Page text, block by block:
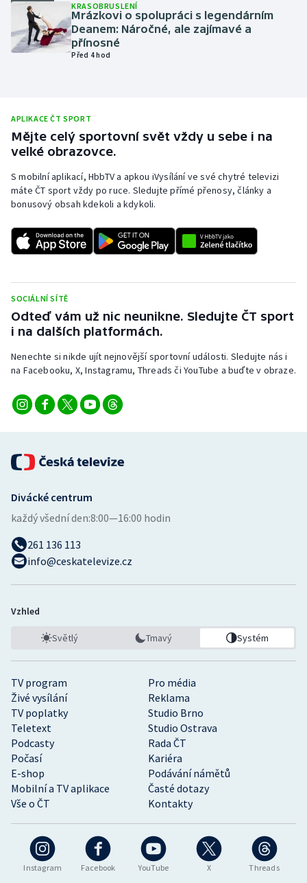
Parasport
Plavání
Ragby
Rychlobruslení
Rychlostní kanoistika
Short track
Sportovní střelba
Triatlon
Vodní slalom
Volejbal
KRASOBRUSLENÍ
Mrázkovi o spolupráci s legendárním
Deanem: Náročné, ale zajímavé a
přínosné
Před 4 hod
APLIKACE ČT SPORT
Mějte celý sportovní svět vždy u sebe i na
velké obrazovce.
S mobilní aplikací, HbbTV a apkou iVysílání ve své chytré televizi
máte ČT sport vždy po ruce. Sledujte přímé přenosy, články a
bonusový obsah kdekoli a kdykoli.
SOCIÁLNÍ SÍTĚ
Odteď vám už nic neunikne. Sledujte ČT sport
i na dalších platformách.
Nenechte si nikde ujít nejnovější sportovní události. Sledujte nás i
na Facebooku, X, Instagramu, Threads či YouTube a buďte v obraze.
Instagram Facebook YouTube X Threads
TV program
Pro média
Živé vysílání
Reklama
TV poplatky
Studio Brno
Teletext
Studio Ostrava
Podcasty
Rada ČT
Počasí
Kariéra
E-shop
Podávání námětů
Mobilní a TV aplikace
Časté dotazy
Vše o ČT
Kontakty
Divácké centrum
každý všední den:8:00—16:00 hodin
261 136 113
info@ceskatelevize.cz
Vzhled
Světlý Tmavý Systém